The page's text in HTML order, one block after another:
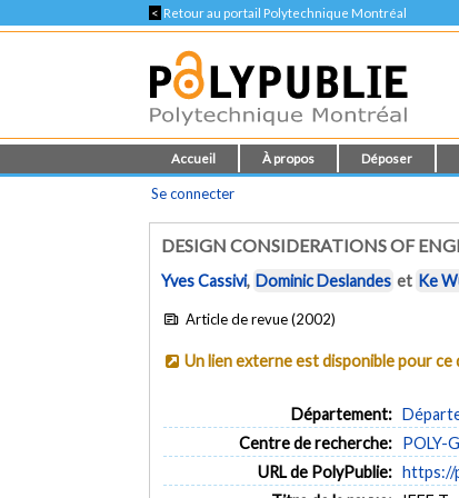
< Retour au portail Polytechnique Montréal
Accueil À propos Déposer
Se connecter
DESIGN CONSIDERATIONS OF
Yves Cassivi, Dominic Deslandes et Ke
Article de revue (2002)
Un lien externe est disponible pour ce
Département:
Centre de recherche: POLY-
URL de PolyPublie: https://